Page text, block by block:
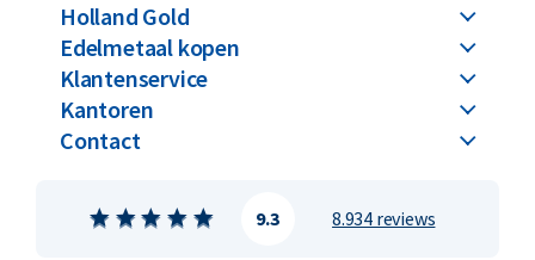
Holland Gold
Edelmetaal kopen
Klantenservice
Kantoren
Contact
8.934 reviews
9.3